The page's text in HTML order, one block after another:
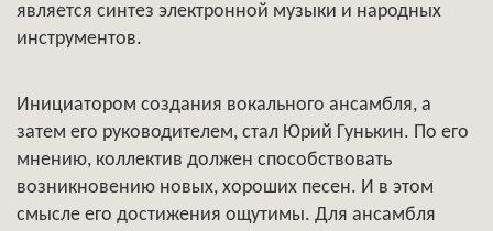
является синтез электронной музыки и народных
инструментов.
Инициатором создания вокального ансамбля, а
затем его руководителем, стал Юрий Гунькин. По его
мнению, коллектив должен способствовать
возникновению новых, хороших песен. И в этом
смысле его достижения ощутимы. Для ансамбля